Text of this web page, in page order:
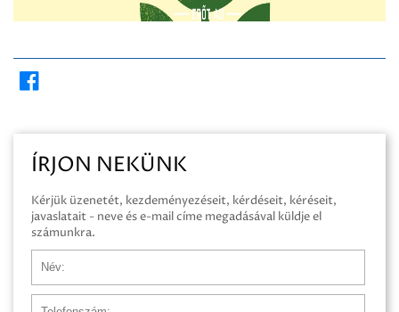
ÍRJON NEKÜNK
Kérjük üzenetét, kezdeményezéseit, kérdéseit, kéréseit,
javaslatait - neve és e-mail címe megadásával küldje el
számunkra.
Név
Telefonszám